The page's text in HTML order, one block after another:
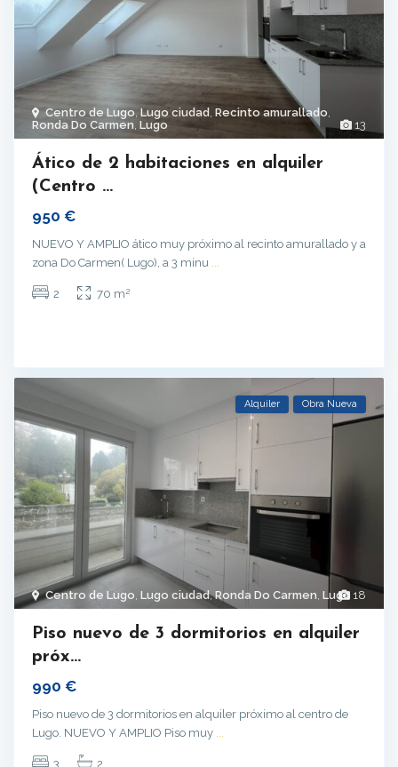
13
Centro de Lugo, Lugo ciudad , Recinto amurallado,
Ronda Do Carmen, Lugo
Ático de 2 habitaciones en alquiler
(Centro ...
950 €
NUEVO Y AMPLIO ático muy próximo al recinto amurallado y a
zona Do Carmen( Lugo), a 3 minu ...
2 70 m2
18
Centro de Lugo, Lugo ciudad,Ronda Do Carmen, Lugo
Alquiler Obra Nueva
Piso nuevo de 3 dormitorios en alquiler
próx...
990 €
Piso nuevo de 3 dormitorios en alquiler próximo al centro de
Lugo. NUEVO Y AMPLIO Piso muy ...
3 2